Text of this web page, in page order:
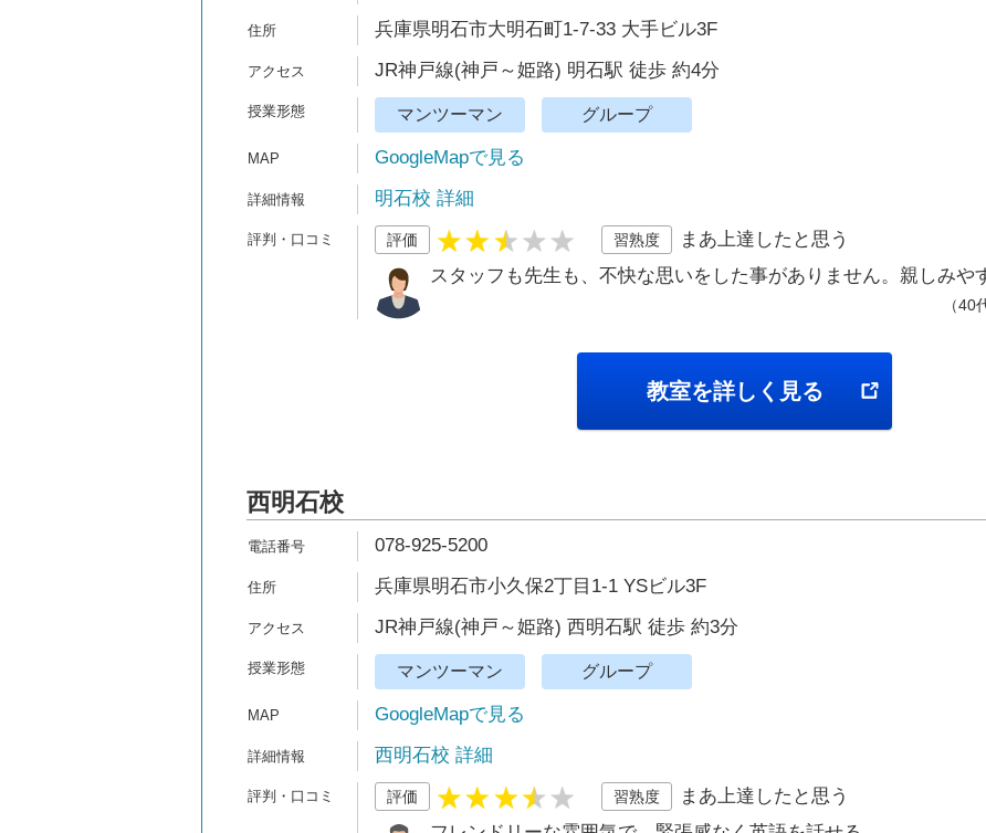
兵庫県明石市大明石町1-7-33 大手ビル3F
JR神戸線(神戸～姫路) 明石駅 徒歩 約4分
マンツーマン グループ
GoogleMapで見る
明石校 詳細
評価 習熟度
まあ上達したと思う
スタッフも先生も、不快な思いをした事がありません。親しみや
（40
教室を詳しく見る
西明石校
078-925-5200
兵庫県明石市小久保2丁目1-1 YSビル3F
JR神戸線(神戸～姫路) 西明石駅 徒歩 約3分
マンツーマン グループ
GoogleMapで見る
西明石校 詳細
評価 習熟度
まあ上達したと思う